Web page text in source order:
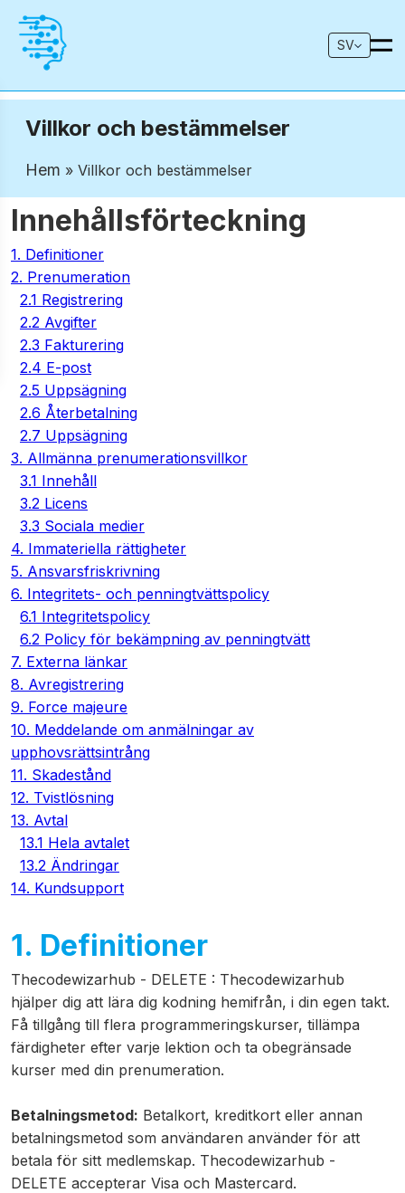
SV
Villkor och bestämmelser
Hem » Villkor och bestämmelser
Innehållsförteckning
1. Definitioner
2. Prenumeration
2.1 Registrering
2.2 Avgifter
2.3 Fakturering
2.4 E-post
2.5 Uppsägning
2.6 Återbetalning
2.7 Uppsägning
3. Allmänna prenumerationsvillkor
3.1 Innehåll
3.2 Licens
3.3 Sociala medier
4. Immateriella rättigheter
5. Ansvarsfriskrivning
6. Integritets- och penningtvättspolicy
6.1 Integritetspolicy
6.2 Policy för bekämpning av penningtvätt
7. Externa länkar
8. Avregistrering
9. Force majeure
10. Meddelande om anmälningar av
upphovsrättsintrång
11. Skadestånd
12. Tvistlösning
13. Avtal
13.1 Hela avtalet
13.2 Ändringar
14. Kundsupport
1. Definitioner
Thecodewizarhub - DELETE : Thecodewizarhub
hjälper dig att lära dig kodning hemifrån, i din egen takt.
Få tillgång till flera programmeringskurser, tillämpa
färdigheter efter varje lektion och ta obegränsade
kurser med din prenumeration.
Betalningsmetod: Betalkort, kreditkort eller annan
betalningsmetod som användaren använder för att
betala för sitt medlemskap. Thecodewizarhub -
DELETE accepterar Visa och Mastercard.